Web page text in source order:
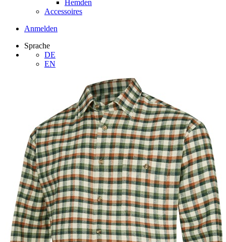
Hemden
Accessoires
Anmelden
Sprache
DE
EN